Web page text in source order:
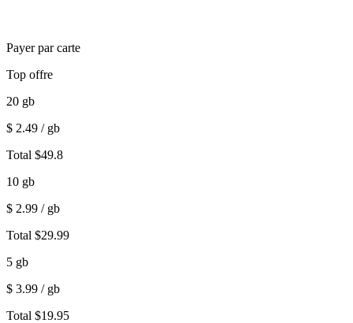
Payer par carte
Top offre
20 gb
$ 2.49 / gb
Total $49.8
10 gb
$ 2.99 / gb
Total $29.99
5 gb
$ 3.99 / gb
Total $19.95